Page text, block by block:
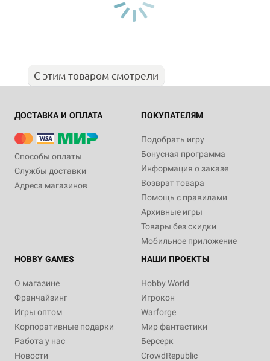
С этим товаром смотрели
ДОСТАВКА И ОПЛАТА
Способы оплаты
Службы доставки
Адреса магазинов
ПОКУПАТЕЛЯМ
Подобрать игру
Бонусная программа
Информация о заказе
Возврат товара
Помощь с правилами
Архивные игры
Товары без скидки
Мобильное приложение
HOBBY GAMES
О магазине
Франчайзинг
Игры оптом
Корпоративные подарки
Работа у нас
Новости
НАШИ ПРОЕКТЫ
Hobby World
Игрокон
Warforge
Мир фантастики
Берсерк
CrowdRepublic